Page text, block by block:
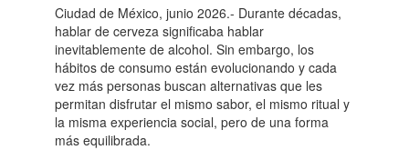
Ciudad de México, junio 2026.- Durante décadas,
hablar de cerveza significaba hablar
inevitablemente de alcohol. Sin embargo, los
hábitos de consumo están evolucionando y cada
vez más personas buscan alternativas que les
permitan disfrutar el mismo sabor, el mismo ritual y
la misma experiencia social, pero de una forma
más equilibrada.